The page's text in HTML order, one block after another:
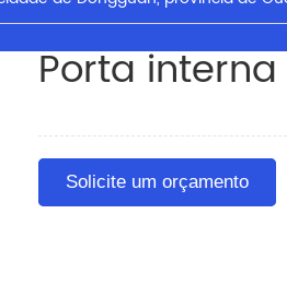
Porta
Solicite um orçamento